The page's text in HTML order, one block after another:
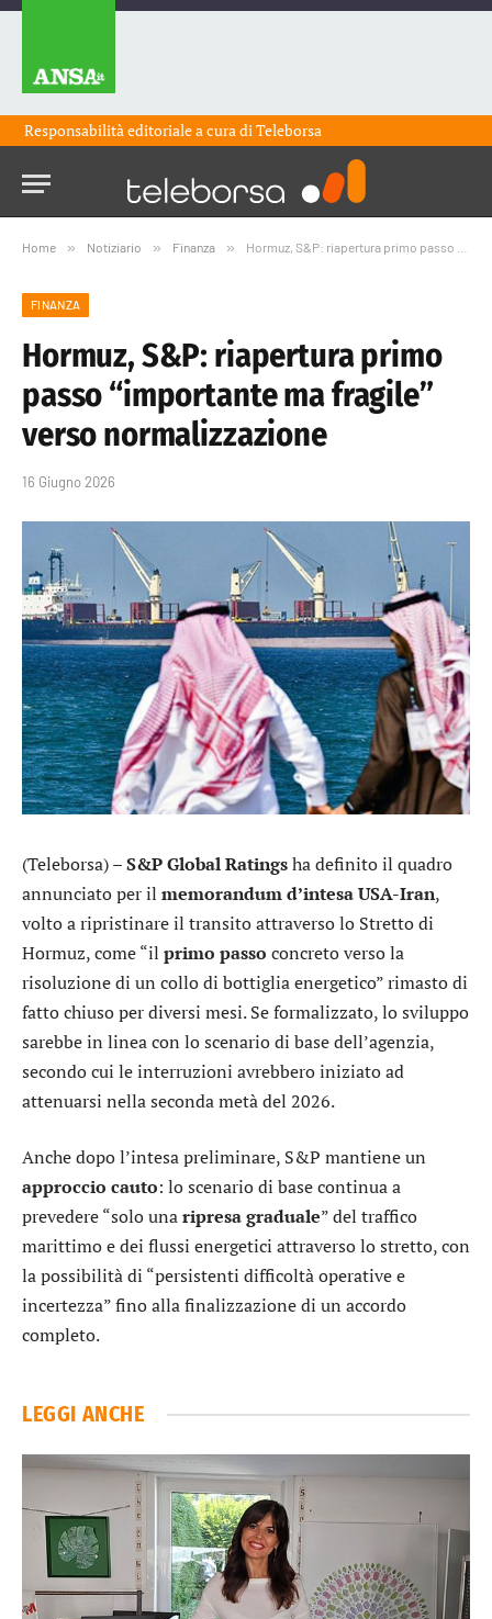
Responsabilità editoriale a cura diTeleborsa
Home » Notiziario » Finanza » Hormuz, S&P: riapertura primo passo “importante ma fragile” verso normalizzazione
FINANZA
Hormuz, S&P: riapertura primo
passo “importante ma fragile”
verso normalizzazione
16 Giugno 2026
(Teleborsa) –S&P Global Ratingsha definito il quadro
annunciato per il memorandum d’intesa USA-Iran,
volto a ripristinare il transito attraverso lo Stretto di
Hormuz, come “il primo passo concreto verso la
risoluzione di un collo di bottiglia energetico” rimasto di
fatto chiuso per diversi mesi. Se formalizzato, lo sviluppo
sarebbe in linea con lo scenario di base dell’agenzia,
secondo cui le interruzioni avrebbero iniziato ad
attenuarsi nella seconda metà del 2026.
Anche dopo l’intesa preliminare, S&P mantiene un
approccio cauto: lo scenario di base continua a
prevedere “solo unaripresa graduale” del traffico
marittimo e dei flussi energetici attraverso lo stretto, con
la possibilità di “persistenti difficoltà operative e
incertezza” fino alla finalizzazione di un accordo
completo.
LEGGI ANCHE